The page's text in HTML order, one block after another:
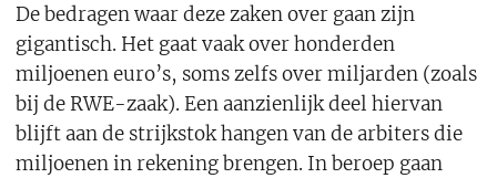
De bedragen waar deze zaken over gaan zijn
gigantisch. Het gaat vaak over honderden
miljoenen euro’s, soms zelfs over miljarden (zoals
bij de RWE-zaak). Een aanzienlijk deel hiervan
blijft aan de strijkstok hangen van de arbiters die
miljoenen in rekening brengen. In beroep gaan